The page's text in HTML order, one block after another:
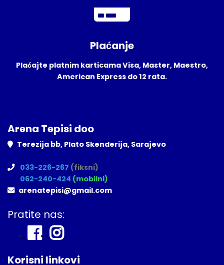
Plaćanje
Plaćajte platnim karticama Visa, Master, Maestro,
American Express do 12 rata.
Arena Tepisi doo
Terezija bb, Plato Skenderija, Sarajevo
033-226-267 (fiksni)
062-240-424 (mobilni)
arenatepisi@gmail.com
Pratite nas:
Korisni linkovi